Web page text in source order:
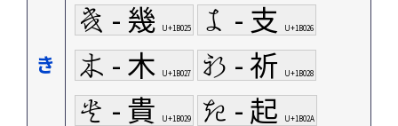
き
𛀥 - 幾 U+1B025 𛀦 - 支 U+1B026
𛀧 - 木 U+1B027 𛀨 - 祈 U+1B028
𛀩 - 貴 U+1B029 𛀪 - 起 U+1B02A